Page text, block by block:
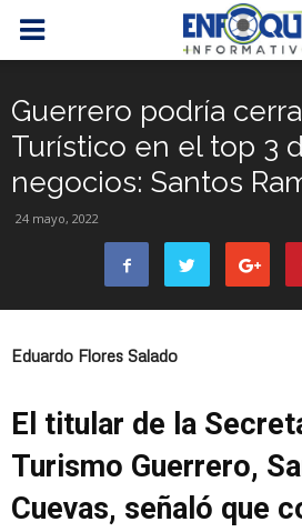
Guerrero podría
Turístico en el top 3
negocios: Santos
24 mayo, 2022
Eduardo Flores Salado
El titular de la
Turismo Guerrero,
Cuevas, señaló que